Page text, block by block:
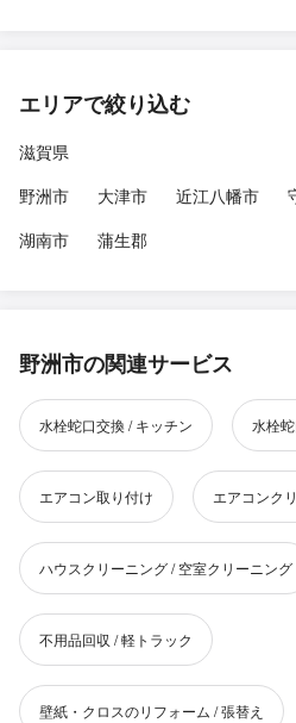
エリアで絞り込む
滋賀県
野洲市
大津市 近江八幡市
湖南市
蒲生郡
野洲市の関連サービス
水栓蛇口交換 / キッチン 水栓
エアコン取り付け エアコンク
ハウスクリーニング / 空室クリーニング
不用品回収 / 軽トラック
壁紙・クロスのリフォーム / 張替え